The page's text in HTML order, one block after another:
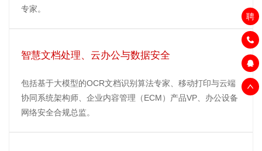
聘
专家。
智慧文档处理、云办公与数据安全
包括基于大模型的OCR文档识别算法专家、移动打印与云端
协同系统架构师、企业内容管理（ECM）产品VP、办公设备
网络安全合规总监。